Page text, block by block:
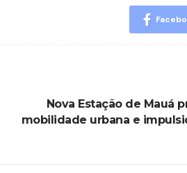
Nova Estação de Mauá
mobilidade urbana e